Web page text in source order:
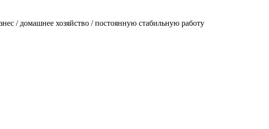
/ домашнее хозяйство / постоянную стабильную работу